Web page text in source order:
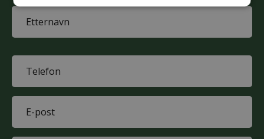
First
name
name
(Påkrevd)
mail
(Påkrevd)